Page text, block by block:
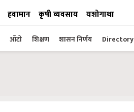
हवामान कृषी व्यवसाय यशोगाथा
ऑटो शिक्षण शासन निर्णय Directory